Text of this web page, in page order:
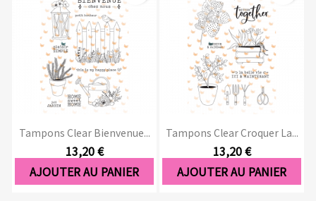
Tampons Clear Bienvenue...
13,20 €
AJOUTER AU PANIER
Tampons Clear Croquer La...
13,20 €
AJOUTER AU PANIER